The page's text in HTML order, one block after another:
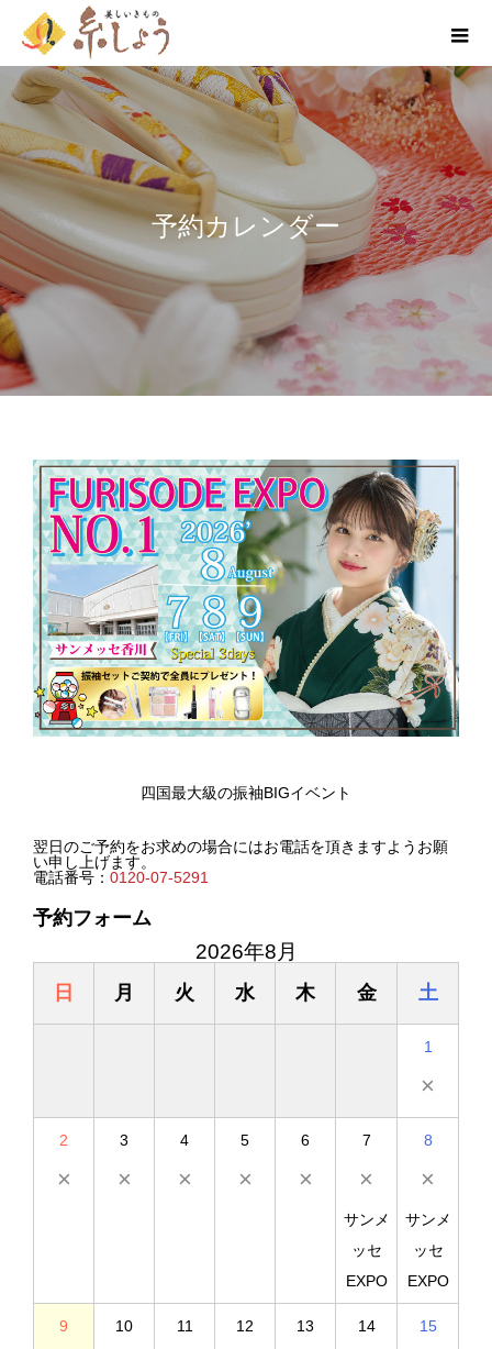
予約カレンダー
四国最大級の振袖BIGイベント
翌日のご予約をお求めの場合にはお電話を頂きますようお願
い申し上げます。
電話番号： 0120-07-5291
予約フォーム
2026年8月
日 月 火 水 木 金 土
1
×
2
×
3
×
4
×
5
×
6
×
7
×
サンメ
ッセ
EXPO
8
×
サンメ
ッセ
EXPO
9 10 11 12 13 14 15